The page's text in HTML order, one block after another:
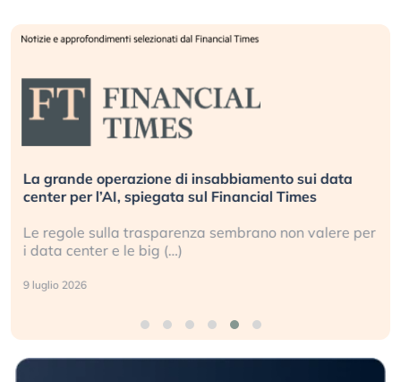
La grande operazione di insabbiamento sui data
center per l’AI, spiegata sul Financial Times
Le regole sulla trasparenza sembrano non valere per
i data center e le big (…)
9 luglio 2026